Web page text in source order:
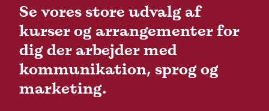
Se vores store udvalg af
kurser og arrangementer for
dig der arbejder med
kommunikation, sprog og
marketing.